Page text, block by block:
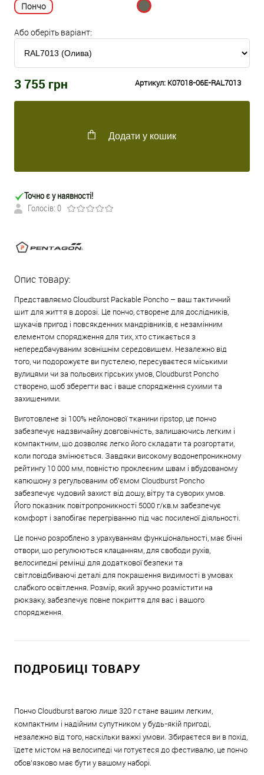
Пончо
Або оберіть варіант:
3 755 грн Артикул: K07018-06E-RAL7013
Додати у кошик
Точно є у наявності!
Голосів: 0
Опис товару:
Представляємо Cloudburst Packable Poncho – ваш тактичний
щит для життя в дорозі. Це пончо, створене для дослідників,
шукачів пригод і повсякденних мандрівників, є незамінним
елементом спорядження для тих, хто стикається з
непередбачуваним зовнішнім середовищем. Незалежно від
того, чи подорожуєте ви пустелею, пересуваєтеся міськими
вулицями чи за польових гірських умов, Cloudburst Poncho
створено, щоб зберегти вас і ваше спорядження сухими та
захищеними.
Виготовлене зі 100% нейлонової тканини ripstop, це пончо
забезпечує надзвичайну довговічність, залишаючись легким і
компактним, що дозволяє легко його складати та розгортати,
коли погода змінюється. Завдяки високому водонепроникному
рейтингу 10 000 мм, повністю проклеєним швам і вбудованому
капюшону з регульованим об’ємом Cloudburst Poncho
забезпечує чудовий захист від дощу, вітру та суворих умов.
Його показник повітропроникності 5000 г/кв.м забезпечує
комфорт і запобігає перегріванню під час посиленої діяльності.
Це пончо розроблено з урахуванням функціональності, має бічні
отвори, що регулюються клацанням, для свободи рухів,
велосипедні ремінці для додаткової безпеки та
світловідбиваючі деталі для покращення видимості в умовах
слабкого освітлення. Розмір, який зручно розмістити на
рюкзаку, забезпечує повне покриття для вас і вашого
спорядження.
ПОДРОБИЦІ ТОВАРУ
Пончо Cloudburst вагою лише 320 г стане вашим легким,
компактним і надійним супутником у будь-якій пригоді,
незалежно від того, наскільки важкі умови. Збираєтеся ви в похід,
їдете містом на велосипеді чи готуєтеся до фестивалю, це пончо
обов’язково має бути у вашому наборі.